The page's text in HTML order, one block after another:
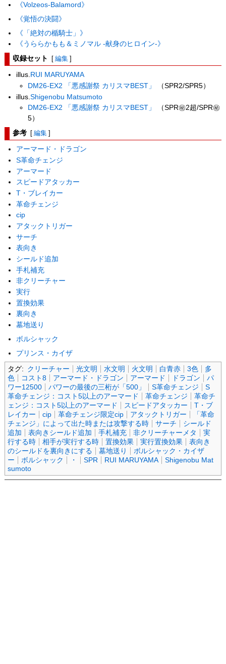
《Volzeos-Balamord》
《覚悟の決闘》
《「絶対の楯騎士」》
《うららかもも＆ミノマル -献身のヒロイン-》
収録セット [ 編集 ]
illus. RUI MARUYAMA
DM26-EX2 「悪感謝祭 カリスマBEST」
（SPR2/SPR5）
illus.Shigenobu Matsumoto
DM26-EX2 「悪感謝祭 カリスマBEST」
（SPR㊙2超/SPR㊙
5）
参考 [ 編集 ]
アーマード・ドラゴン
S革命チェンジ
アーマード
スピードアタッカー
T・ブレイカー
革命チェンジ
cip
アタックトリガー
サーチ
表向き
シールド追加
手札補充
非クリーチャー
実行
置換効果
裏向き
墓地送り
ボルシャック
プリンス・カイザ
タグ: クリーチャー 光文明 水文明 火文明 白青赤 3色
多
色
コスト8 アーマード・ドラゴン アーマード ドラゴン
パ
ワー12500
パワーの最後の三桁が「500」 S革命チェンジ
S
革命チェンジ：コスト5以上のアーマード
革命チェンジ
革命チ
ェンジ：コスト5以上のアーマード
スピードアタッカー
T・ブ
レイカー
cip 革命チェンジ限定cip アタックトリガー
「革命
チェンジ」によって出た時または攻撃する時
サーチ
シールド
追加
表向きシールド追加 手札補充 非クリーチャーメタ
実
行する時
相手が実行する時 置換効果 実行置換効果
表向き
のシールドを裏向きにする
墓地送り
ボルシャック・カイザ
ー
ボルシャック ・ SPR RUI MARUYAMA
Shigenobu Mat
sumoto